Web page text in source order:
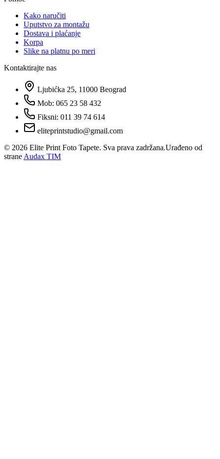
Kako naručiti
Uputstvo za montažu
Dostava i plaćanje
Korpa
Slike na platnu po meri
Kontaktirajte nas
Ljubićka 25, 11000 Beograd
Mob: 065 23 58 432
Fiksni: 011 39 74 614
eliteprintstudio@gmail.com
© 2026 Elite Print Foto Tapete. Sva prava zadržana.Urađeno od
strane Audax TIM